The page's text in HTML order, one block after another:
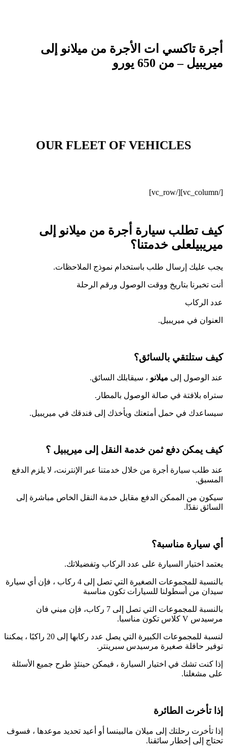
أجرة تاكسي ات الأجرة من ميلانو إلى
ميريبيل – من 650 يورو
OUR FLEET OF VEHICLES
[/vc_column][/vc_row]
كيف تطلب سيارة أجرة من ميلانو إلى
ميريبيلعلى خدمتنا؟
يجب عليك إرسال طلب باستخدام نموذج الملاحظات.
أنت تخبرنا بتاريخ ووقت الوصول ورقم الرحلة
عدد الركاب
العنوان في ميريبيل.
كيف ستلتقي بالسائق؟
عند الوصول إلى ميلانو ، سيقابلك السائق.
ستراه بلافتة في صالة الوصول بالمطار.
سيساعدك في حمل أمتعتك ويأخذك إلى فندقك في ميريبيل.
كيف يمكن دفع ثمن خدمة النقل إلى ميريبيل ؟
عند طلب سيارة أجرة من خلال خدمتنا عبر الإنترنت، لا يلزم الدفع
المسبق.
سيكون من الممكن الدفع مقابل خدمة النقل الخاص مباشرة إلى
السائق نقدًا.
أي سيارة مناسبة؟
يعتمد اختيار السيارة على عدد الركاب وتفضيلاتك.
بالنسبة للمجموعات الصغيرة التي تصل إلى 4 ركاب ، فإن أي سيارة
سيدان من أسطولنا للسيارات تكون مناسبة
بالنسبة للمجموعات التي تصل إلى 7 ركاب، فإن ميني فان
مرسيدس V كلاس تكون مناسبا.
لنسبة للمجموعات الكبيرة التي يصل عدد ركابها إلى 20 راكبًا ، يمكننا
توفير حافلة صغيرة مرسيدس سبرينتر.
إذا كنت تشك في اختيار السيارة ، فيمكن حينئذٍ طرح جميع الأسئلة
على مشغلنا.
إذا تأخرت الطائرة
إذا تأخرت رحلتك إلى ميلان مالبينسا أو أعيد تحديد موعدها ، فسوف
تحتاج إلى إخطار سائقنا.